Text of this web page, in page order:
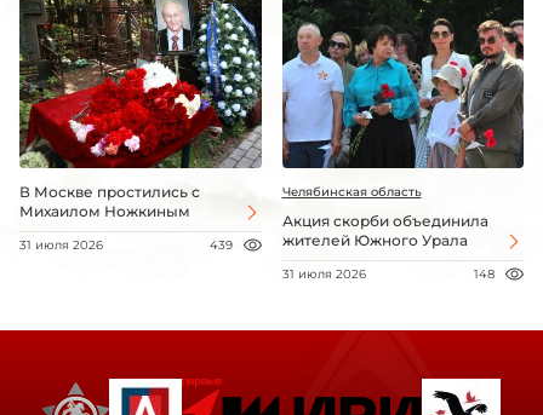
В Москве простились с
Михаилом Ножкиным
31 июля 2026 439
Челябинская область
Акция скорби объединила
жителей Южного Урала
31 июля 2026 148